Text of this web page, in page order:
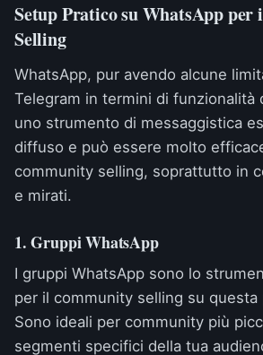
Setup Pratico su WhatsApp
Selling
WhatsApp, pur avendo alcune
Telegram in termini di funzionalità
uno strumento di messaggistica
diffuso e può essere molto
community selling, soprattutto in
e mirati.
1. Gruppi WhatsApp
I gruppi WhatsApp sono lo
per il community selling su questa
Sono ideali per community più
segmenti specifici della tua